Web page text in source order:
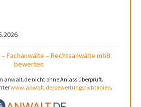
Fachanwälte – Rechtsanwälte mbB
bewerten
anwalt.de nicht ohne Anlass überprüft.
www.anwalt.de/bewertungsrichtlinien.